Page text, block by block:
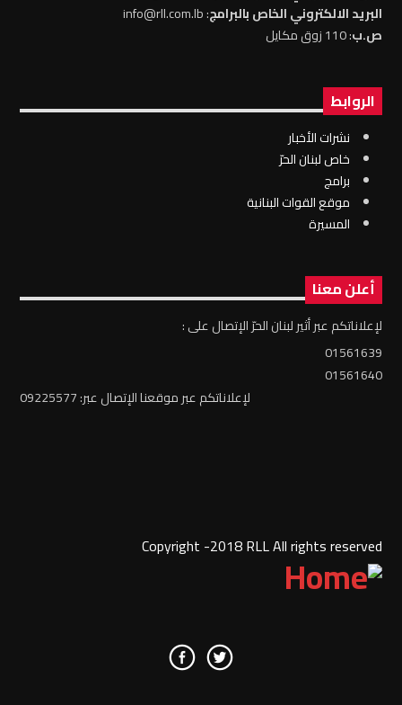
البريد الالكتروني الخاص بالبرامج: info@rll.com.lb
ص.ب: 110 زوق مكايل
الروابط
نشرات الأخبار
خاص لبنان الحرّ
برامج
موقع القوات البنانية
المسيرة
أعلن معنا
لإعلاناتكم عبر أثير لبنان الحرّ الإتصال على :
01561639
01561640
لإعلاناتكم عبر موقعنا الإتصال عبر: 09225577
Copyright -2018 RLL All rights reserved